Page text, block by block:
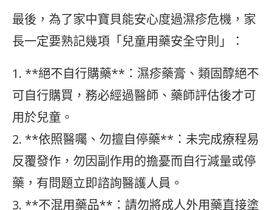
最後，為了家中寶貝能安心度過濕疹危機，家
長一定要熟記幾項「兒童用藥安全守則」：
1. **絕不自行購藥**：濕疹藥膏、類固醇絕不
可自行購買，務必經過醫師、藥師評估後才可
用於兒童。
2. **依照醫囑、勿擅自停藥**：未完成療程易
反覆發作，勿因副作用的擔憂而自行減量或停
藥，有問題立即諮詢醫護人員。
3. **不混用藥品**：請勿將成人外用藥直接塗